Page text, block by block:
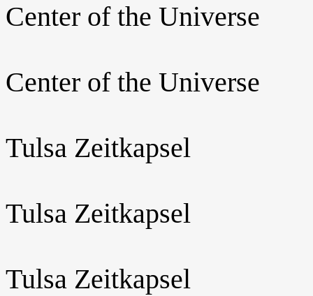
Center of the Universe
Center of the Universe
Tulsa Zeitkapsel
Tulsa Zeitkapsel
Tulsa Zeitkapsel